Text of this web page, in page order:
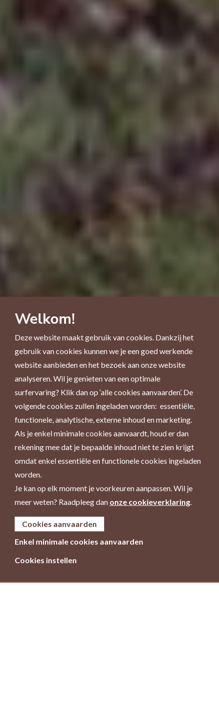
Welkom!
Deze website maakt gebruik van cookies. Dankzij het
gebruik van cookies kunnen we je een goed werkende
website aanbieden en het bezoek aan onze website
analyseren. Wil je genieten van een optimale
surfervaring? Klik dan op ‘alle cookies aanvaarden’. De
volgende cookies zullen ingeladen worden: essentiële,
functionele, analytische, externe inhoud en marketing.
Als je enkel minimale cookies aanvaardt, houd er dan
rekening mee dat je bepaalde inhoud niet te zien krijgt
omdat enkel essentiële en functionele cookies ingeladen
worden.
Je kan op elk moment je voorkeuren aanpassen. Wil je
meer weten? Raadpleeg dan onze cookieverklaring.
Cookies aanvaarden
Enkel minimale cookies aanvaarden
Cookies instellen